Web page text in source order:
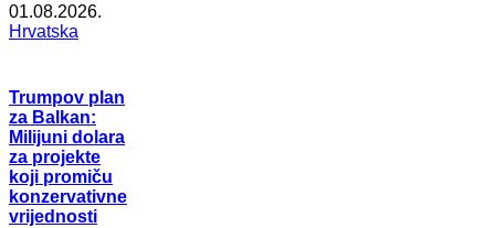
01.08.2026.
Hrvatska
Trumpov plan
za Balkan:
Milijuni dolara
za projekte
koji promiču
konzervativne
vrijednosti